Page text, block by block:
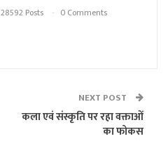
28592 Posts 0 Comments
NEXT POST
कला एवं संस्कृति पर रहा वक्ताओं
का फोकस